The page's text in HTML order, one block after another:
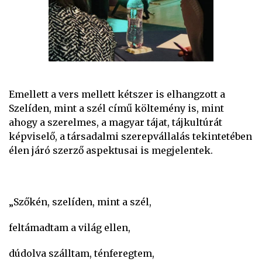
Emellett a vers mellett kétszer is elhangzott a
Szelíden, mint a szél című költemény is, mint
ahogy a szerelmes, a magyar tájat, tájkultúrát
képviselő, a társadalmi szerepvállalás tekintetében
élen járó szerző aspektusai is megjelentek.
„Szőkén, szelíden, mint a szél,
feltámadtam a világ ellen,
dúdolva szálltam, ténferegtem,